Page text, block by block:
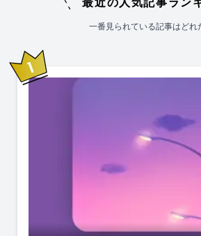
一番見られている記事はどれ
1位